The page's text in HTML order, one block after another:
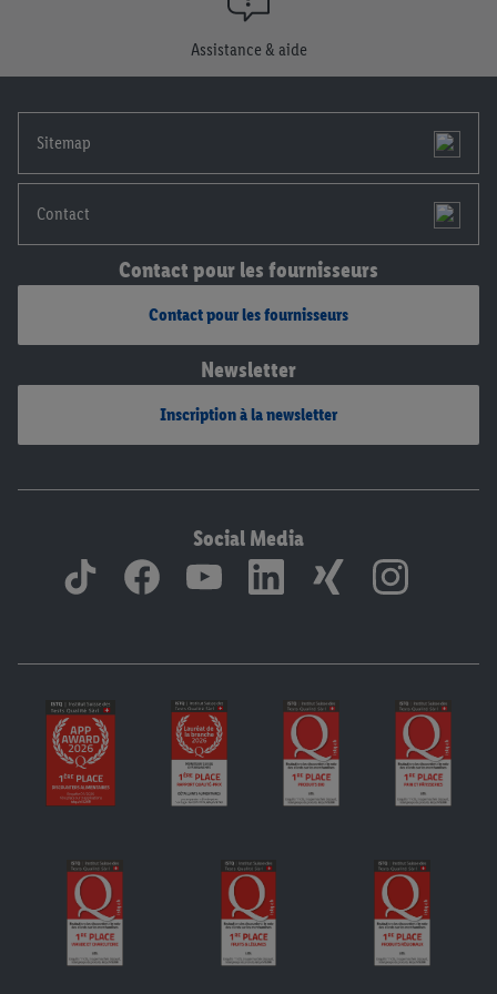
Assistance & aide
Sitemap
Contact
Contact pour les fournisseurs
Contact pour les fournisseurs
Newsletter
Inscription à la newsletter
Social Media
consentement à tout moment avec effet pour l’avenir, dans
déclaration de confidentialité
Pour consulter les